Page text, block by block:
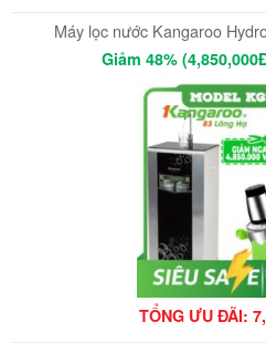
Máy lọc nước Kangaroo
Giảm 48%
TỔNG ƯU ĐÃI: